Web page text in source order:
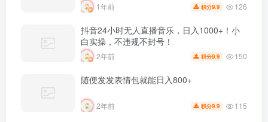
作
1年前 积分9.9 126
抖音24小时无人直播音乐，日入1000+！小
白实操，不违规不封号！
2年前 积分9.9 150
随便发发表情包就能日入800+
2年前 积分9.9 115